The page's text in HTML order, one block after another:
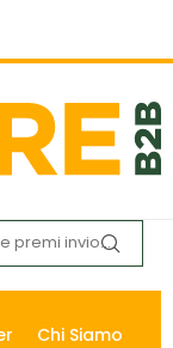
Chi Siamo